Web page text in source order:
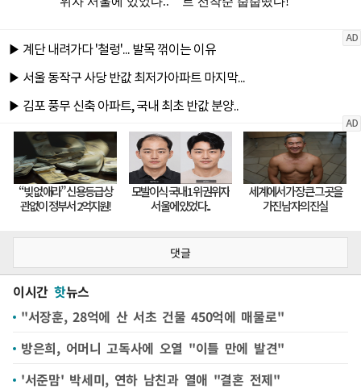
댓글
이시간 핫뉴스
"서장훈, 28억에 산 서초 건물 450억에 매물로"
방은희, 어머니 고독사에 오열 "이틀 만에 발견"
'서준맘' 박세미, 연하 남친과 열애 "결혼 전제"